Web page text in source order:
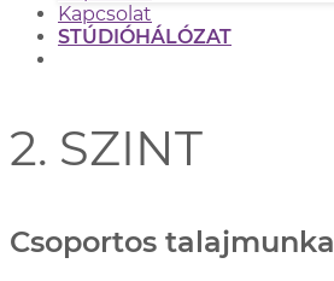
Kapcsolat
STÚDIÓHÁLÓZAT
2. SZINT
Csoportos talajmunka